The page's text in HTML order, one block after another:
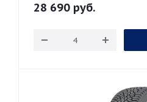
28 690 руб.